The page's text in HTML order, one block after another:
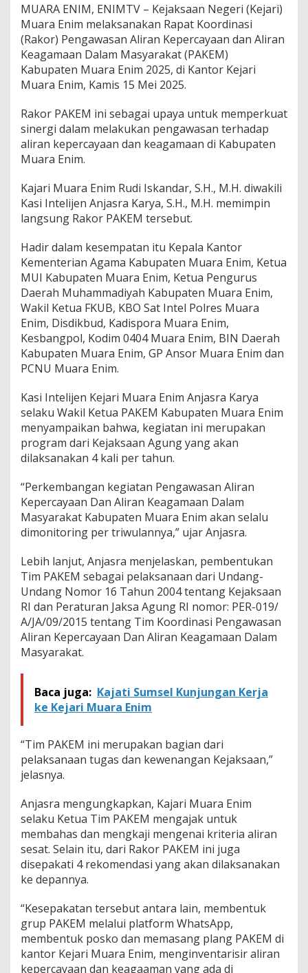
g
i
P
n
g
a
a
a
n
i
a
n
e
p
e
r
c
a
y
a
a
n
n
K
e
a
g
a
a
a
n
MUARA ENIM, ENIMTV – Kejaksaan Negeri (Kejari)
Muara Enim melaksanakan Rapat Koordinasi
(Rakor) Pengawasan Aliran Kepercayaan dan Aliran
Keagamaan Dalam Masyarakat (PAKEM)
Kabupaten Muara Enim 2025, di Kantor Kejari
Muara Enim, Kamis 15 Mei 2025.
Rakor PAKEM ini sebagai upaya untuk memperkuat
sinergi dalam melakukan pengawasan terhadap
aliran kepercayaan dan keagamaan di Kabupaten
Muara Enim.
Kajari Muara Enim Rudi Iskandar, S.H., M.H. diwakili
Kasi Intelijen Anjasra Karya, S.H., M.H. memimpin
langsung Rakor PAKEM tersebut.
Hadir dalam kesempatan itu Kepala Kantor
Kementerian Agama Kabupaten Muara Enim, Ketua
MUI Kabupaten Muara Enim, Ketua Pengurus
Daerah Muhammadiyah Kabupaten Muara Enim,
Wakil Ketua FKUB, KBO Sat Intel Polres Muara
Enim, Disdikbud, Kadispora Muara Enim,
Kesbangpol, Kodim 0404 Muara Enim, BIN Daerah
Kabupaten Muara Enim, GP Ansor Muara Enim dan
PCNU Muara Enim.
Kasi Intelijen Kejari Muara Enim Anjasra Karya
selaku Wakil Ketua PAKEM Kabupaten Muara Enim
menyampaikan bahwa, kegiatan ini merupakan
program dari Kejaksaan Agung yang akan
dilaksanakan 4 kali per tahun.
“Perkembangan kegiatan Pengawasan Aliran
Kepercayaan Dan Aliran Keagamaan Dalam
Masyarakat Kabupaten Muara Enim akan selalu
dimonitoring per triwulannya,” ujar Anjasra.
Lebih lanjut, Anjasra menjelaskan, pembentukan
Tim PAKEM sebagai pelaksanaan dari Undang-
Undang Nomor 16 Tahun 2004 tentang Kejaksaan
RI dan Peraturan Jaksa Agung RI nomor: PER-019/
A/JA/09/2015 tentang Tim Koordinasi Pengawasan
Aliran Kepercayaan Dan Aliran Keagamaan Dalam
Masyarakat.
Baca juga: Kajati Sumsel Kunjungan Kerja
ke Kejari Muara Enim
“Tim PAKEM ini merupakan bagian dari
pelaksanaan tugas dan kewenangan Kejaksaan,”
jelasnya.
Anjasra mengungkapkan, Kajari Muara Enim
selaku Ketua Tim PAKEM mengajak untuk
membahas dan mengkaji mengenai kriteria aliran
sesat. Selain itu, dari Rakor PAKEM ini juga
disepakati 4 rekomendasi yang akan dilaksanakan
ke depannya.
“Kesepakatan tersebut antara lain, membentuk
grup PAKEM melalui platform WhatsApp,
membentuk posko dan memasang plang PAKEM di
kantor Kejari Muara Enim, menginventarisir aliran
kepercayaan dan keagaaman yang ada di